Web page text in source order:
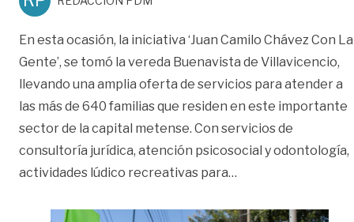
En esta ocasión, la iniciativa ‘Juan Camilo Chávez Con La
Gente’, se tomó la vereda Buenavista de Villavicencio,
llevando una amplia oferta de servicios para atender a
las más de 640 familias que residen en este importante
sector de la capital metense. Con servicios de
consultoría jurídica, atención psicosocial y odontología,
actividades lúdico recreativas para…